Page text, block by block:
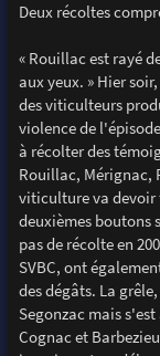
Deux récoltes
« Rouillac est rayé
aux yeux. » Hier
des viticulteurs
violence de
à récolter des
Rouillac, Mérignac,
viticulture va devoir
deuxièmes boutons
pas de récolte en
SVBC, ont
des dégâts. La
Segonzac mais
Cognac et